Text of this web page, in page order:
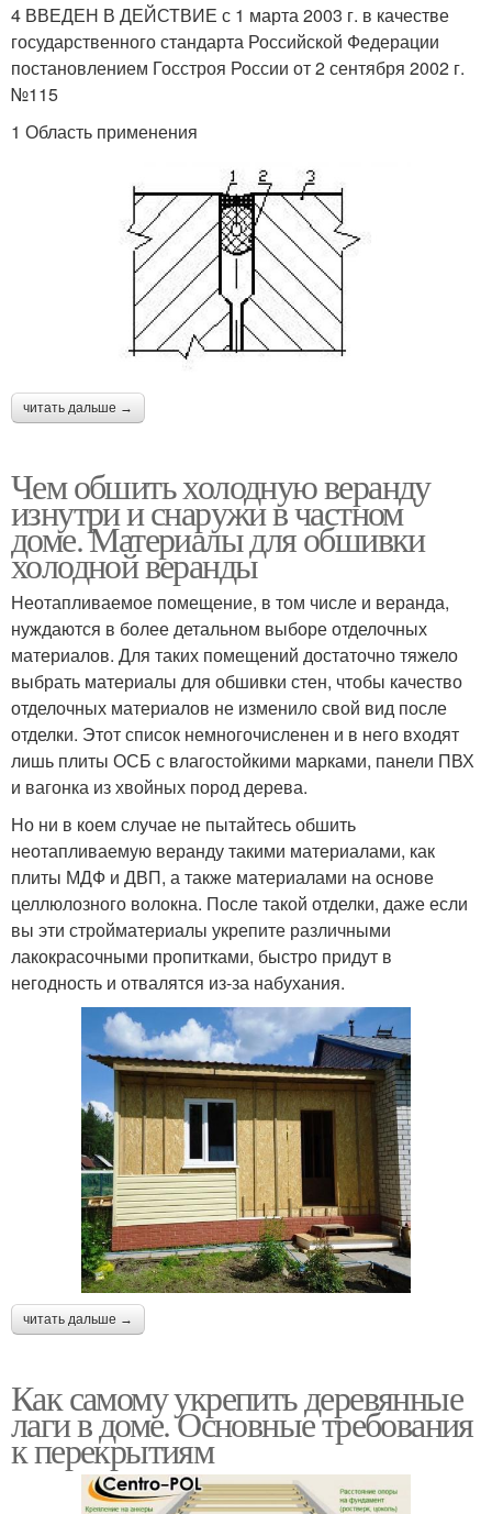
4 ВВЕДЕН В ДЕЙСТВИЕ с 1 марта 2003 г. в качестве
государственного стандарта Российской Федерации
постановлением Госстроя России от 2 сентября 2002 г.
№115
1 Область применения
читать дальше →
Чем обшить холодную веранду
изнутри и снаружи в частном
доме. Материалы для обшивки
холодной веранды
Неотапливаемое помещение, в том числе и веранда,
нуждаются в более детальном выборе отделочных
материалов. Для таких помещений достаточно тяжело
выбрать материалы для обшивки стен, чтобы качество
отделочных материалов не изменило свой вид после
отделки. Этот список немногочисленен и в него входят
лишь плиты ОСБ с влагостойкими марками, панели ПВХ
и вагонка из хвойных пород дерева.
Но ни в коем случае не пытайтесь обшить
неотапливаемую веранду такими материалами, как
плиты МДФ и ДВП, а также материалами на основе
целлюлозного волокна. После такой отделки, даже если
вы эти стройматериалы укрепите различными
лакокрасочными пропитками, быстро придут в
негодность и отвалятся из-за набухания.
читать дальше →
Как самому укрепить деревянные
лаги в доме. Основные требования
к перекрытиям